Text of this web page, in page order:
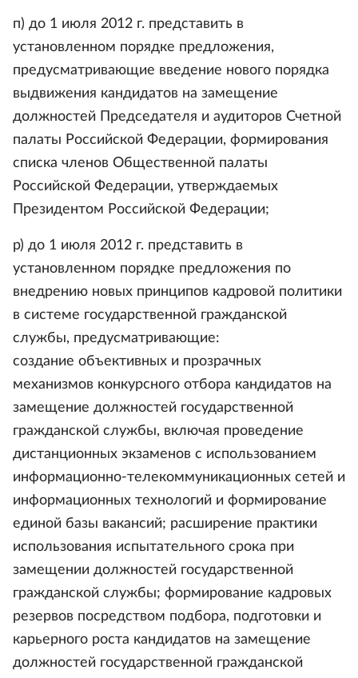
п) до 1 июля 2012 г. представить в
установленном порядке предложения,
предусматривающие введение нового порядка
выдвижения кандидатов на замещение
должностей Председателя и аудиторов Счетной
палаты Российской Федерации, формирования
списка членов Общественной палаты
Российской Федерации, утверждаемых
Президентом Российской Федерации;
р) до 1 июля 2012 г. представить в
установленном порядке предложения по
внедрению новых принципов кадровой политики
в системе государственной гражданской
службы, предусматривающие:
создание объективных и прозрачных
механизмов конкурсного отбора кандидатов на
замещение должностей государственной
гражданской службы, включая проведение
дистанционных экзаменов с использованием
информационно-телекоммуникационных сетей и
информационных технологий и формирование
единой базы вакансий; расширение практики
использования испытательного срока при
замещении должностей государственной
гражданской службы; формирование кадровых
резервов посредством подбора, подготовки и
карьерного роста кандидатов на замещение
должностей государственной гражданской